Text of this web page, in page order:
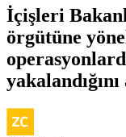
İçişleri
örgütüne
yakalandığını